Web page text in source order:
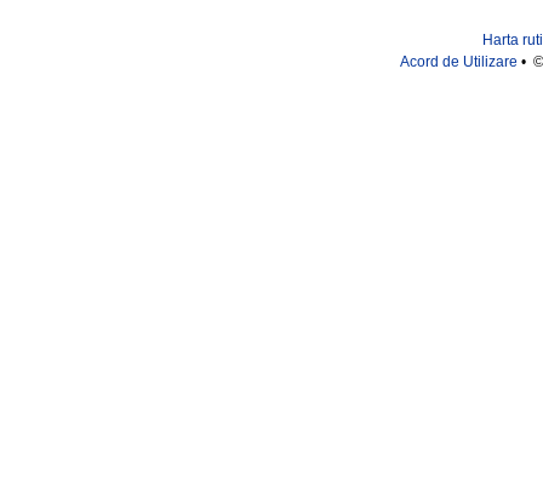
Harta
Acord de Utilizare •